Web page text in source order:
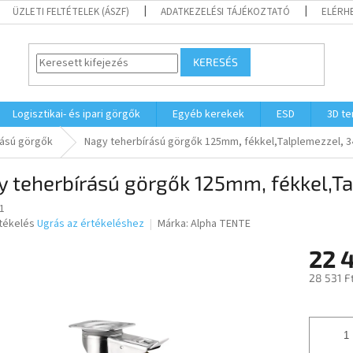
ÜZLETI FELTÉTELEK (ÁSZF) ADATKEZELÉSI TÁJÉKOZTATÓ
KERESÉS
Logisztikai- és ipari görgők Egyéb kerekek ESD 3D
görgők Nagy teherbírású görgők 125mm, fékkel,Talplemezzel,
teherbírású görgők 125mm,
Ugrás az értékeléshez Márka: Alpha TENTE
22
28 531